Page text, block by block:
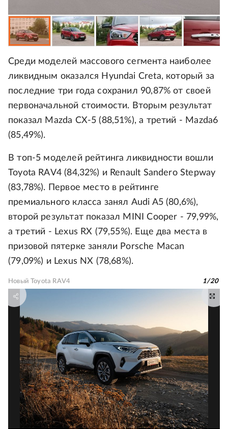
Среди моделей массового сегмента наиболее
ликвидным оказался Hyundai Creta, который за
последние три года сохранил 90,87% от своей
первоначальной стоимости. Вторым результат
показал Mazda CX-5 (88,51%), а третий - Mazda6
(85,49%).
В топ-5 моделей рейтинга ликвидности вошли
Toyota RAV4 (84,32%) и Renault Sandero Stepway
(83,78%). Первое место в рейтинге
премиального класса занял Audi A5 (80,6%),
второй результат показал MINI Сooper - 79,99%,
а третий - Lexus RX (79,55%). Еще два места в
призовой пятерке заняли Porsche Macan
(79,09%) и Lexus NX (78,68%).
Новый Toyota RAV4 1/20